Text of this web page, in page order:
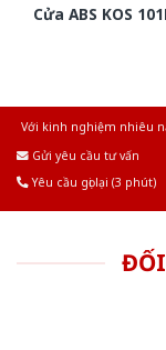
Cửa ABS KOS
Với kinh nghiệm nhiêu
Gửi yêu cầu tư vấn
Yêu cầu gọi lại (3 phút)
ĐỐI